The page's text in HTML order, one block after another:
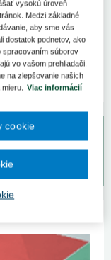
za
ASPI
vysokú úroveň
Medzi základné
aby sme vás
dostatok podnetov, ako
spracovaním súborov
vo vašom prehliadači.
na zlepšovanie našich
Viac informácií
cookie